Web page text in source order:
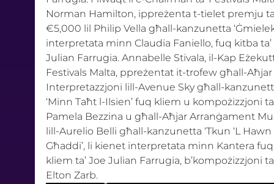
Norman Hamilton, ippreżenta t-tielet premju
€5,000 lil Philip Vella għall-kanzunetta
interpretata minn Claudia Faniello, fuq kitba
Julian Farrugia. Annabelle Stivala, il-Kap
Festivals Malta, ppreżentat it-trofew għall-Aħjar
Interpretazzjoni lill-Avenue Sky għall-
‘Minn Taħt l-Ilsien’ fuq kliem u kompożizzjoni
Pamela Bezzina u għall-Aħjar Arranġament
lill-Aurelio Belli għall-kanzunetta ‘Tkun ‘L Hawn
Għaddi’, li kienet interpretata minn Kantera
kliem ta’ Joe Julian Farrugia, b’kompożizzjoni
Elton Zarb.